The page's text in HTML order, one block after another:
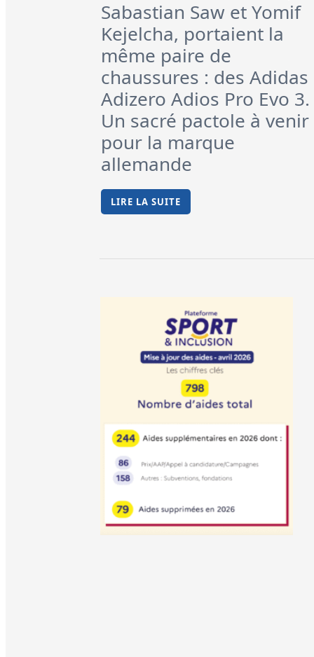
Sabastian Saw et Yomif
Kejelcha, portaient la
même paire de
chaussures : des Adidas
Adizero Adios Pro Evo 3.
Un sacré pactole à venir
pour la marque
allemande
LIRE LA SUITE